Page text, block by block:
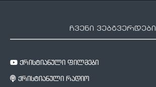
ჩვენი ვებგვერდები
ქრისტიანული ფილმები
ქრისტიანული რადიო